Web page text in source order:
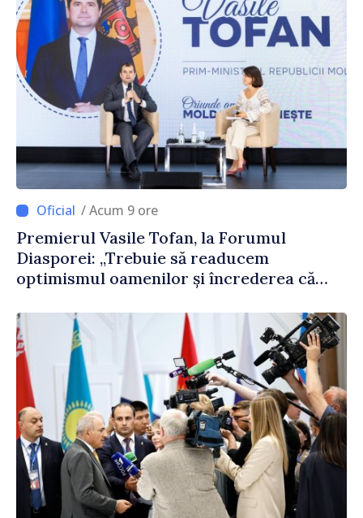
/ Acum 9 ore
Premierul Vasile Tofan, la Forumul
Diasporei: „Trebuie să readucem
optimismul oamenilor și încrederea că
corectă”